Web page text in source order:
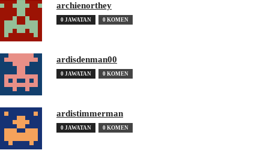
archienorthey
0 JAWATAN 0 KOMEN
ardisdenman00
0 JAWATAN 0 KOMEN
ardistimmerman
0 JAWATAN 0 KOMEN